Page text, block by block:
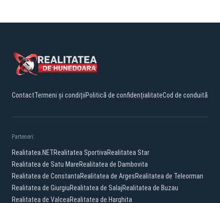
ContactTermeni și condițiiPolitică de confidențialitateCod de conduită
Parteneri:
Realitatea.NETRealitatea SportivaRealitatea Star
Realitatea de Satu MareRealitatea de Dambovita
Realitatea de ConstantaRealitatea de ArgesRealitatea de Teleorman
Realitatea de GiurgiuRealitatea de SalajRealitatea de Buzau
Realitatea de ValceaRealitatea de Harghita